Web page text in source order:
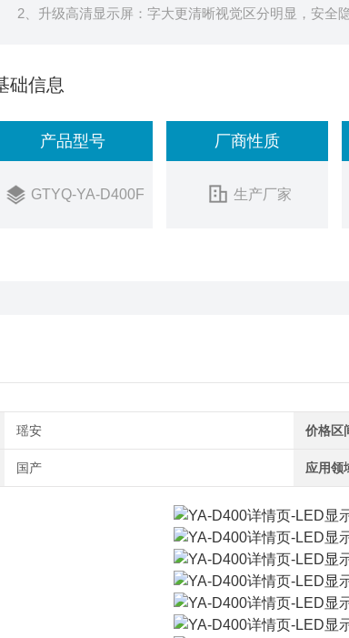
2、升级高清显示屏：字大更清晰视觉区分明显，安全
5、检测稳定精准：yuan装进口处理芯片及传感器，检
础信息
产品型号
GTYQ-YA-D400F
厂商性质
生产厂家
瑶安 价格区
国产 应用领